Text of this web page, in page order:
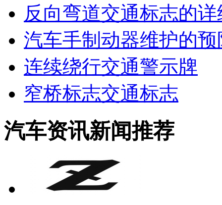
反向弯道交通标志的详
汽车手制动器维护的预
连续绕行交通警示牌
窄桥标志交通标志
汽车资讯新闻推荐